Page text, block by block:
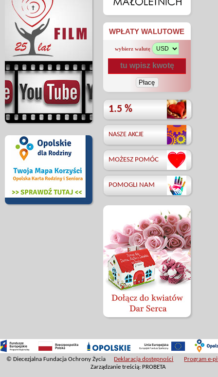
WPŁATY WALUTOWE
wybierz walutę
1.5 %
NASZE AKCJE
MOŻESZ POMÓC
POMOGLI NAM
© Diecezjalna Fundacja Ochrony Życia Deklaracja dostępności
Program e-
Zarządzanie treścią: PROBETA